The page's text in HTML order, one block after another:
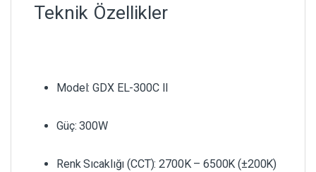
Teknik Özellikler
Model: GDX EL-300C II
Güç: 300W
Renk Sıcaklığı (CCT): 2700K – 6500K (±200K)